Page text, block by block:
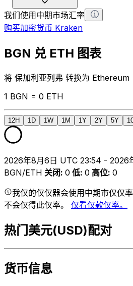
我们使用中期市场汇率
购买加密货币 Kraken
BGN 兑 ETH 图表
将 保加利亚列弗 转换为 Ethereum
1 BGN = 0 ETH
12H 1D 1W 1M 1Y 2Y 5Y
2026年8月6日 UTC 23:54 - 2026
BGN/ETH 关闭: 0 低: 0 高位: 0
我仅的仅仅器会使用中期市仅仅
不会仅得此仅率。 仅看仅款仅率。
热门美元(USD)配对
货币信息